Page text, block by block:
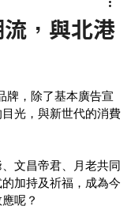
，與北港
牌，除了基本廣告宣
光，與新世代的消費
文昌帝君、月老共同
加持及祈福，成為今
呢？